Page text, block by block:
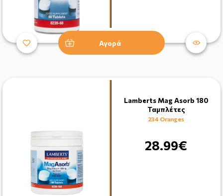
Αγορά
Lamberts Mag Asorb 180
Ταμπλέτες
234 Oranges
28.99€